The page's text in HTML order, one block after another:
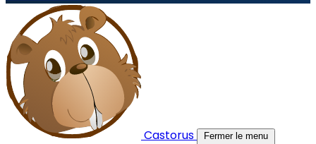
Castorus Fermer le menu